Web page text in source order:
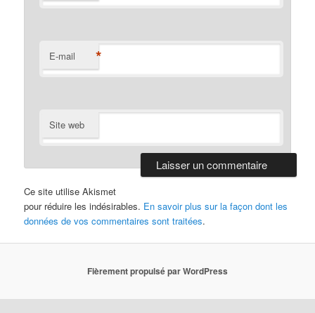
E-mail *
Site web
Ce site utilise Akismet
pour réduire les indésirables. En savoir plus sur la façon dont les
données de vos commentaires sont traitées.
Fièrement propulsé par WordPress